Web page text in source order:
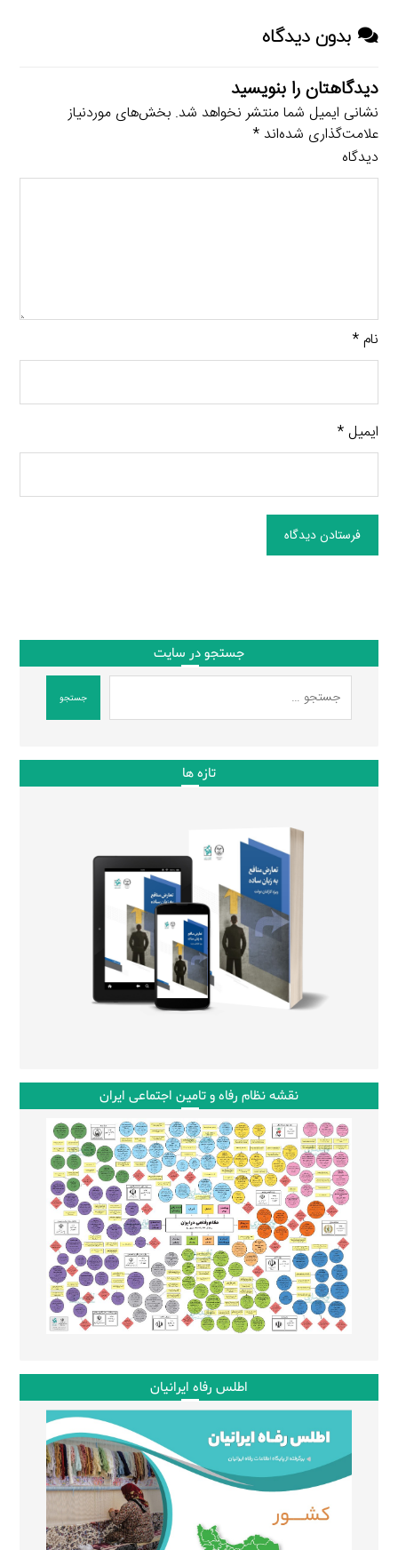
بدون دیدگاه
دیدگاهتان را بنویسید
نشانی ایمیل شما منتشر نخواهد شد. بخش‌های موردنیاز
علامت‌گذاری شده‌اند*
دیدگاه
نام*
ایمیل*
فرستادن دیدگاه
جستجو در سایت
جستجو
تازه ها
نقشه نظام رفاه و تامین اجتماعی ایران
اطلس رفاه ایرانیان